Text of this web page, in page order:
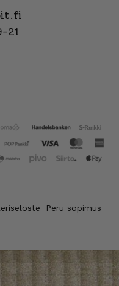
21
Peru sopimus